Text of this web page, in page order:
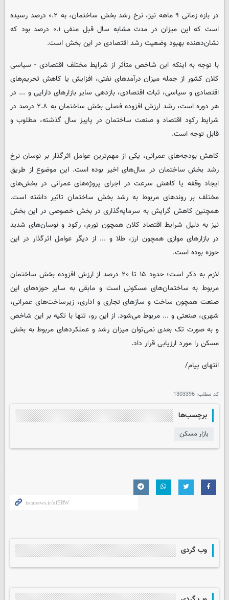
در بازه زمانی ۹ ماهه نیز، نرخ رشد بخش ساختمان، به ۰.۲ درصد رسیده
است که این میزان در مدت مشابه سال قبل منفی ۰.۱ درصد بود که
نشان‌دهنده بهبود وضعیت رشد اقتصادی در این بخش است.
با توجه به اینکه این شاخص متأثر از شرایط مختلف اقتصادی - سیاسی
کلان کشور از جمله میزان درآمدهای نفتی، افزایش یا کاهش تحریم‌های
اقتصادی و سیاسی، ثبات اقتصادی، بازدهی سایر بازارهای دارایی و ... در
هر دوره است، رشد ارزش افزوده فصلی بخش ساختمان به ۲.۸ درصد در
شرایط رکود اقتصاد و صنعت ساختمان در پاییز سال گذشته، مطلوب و
قابل توجه است.
کاهش بودجه‌های عمرانی، یکی از مهم‌ترین عوامل اثرگذار بر نوسان نرخ
رشد بخش ساختمان در سال‌های اخیر بوده است. این موضوع از طریق
ایجاد وقفه یا کاهش سرعت در اجرای پروژه‌های عمرانی در بخش‌های
مختلف بر روندهای مربوط به رشد بخش ساختمان تاثیر داشته است.
همچنین کاهش گرایش به سرمایه‌گذاری در بخش خصوصی در این بخش
نیز به دلیل شرایط اقتصاد کلان همچون تورم، رکود و نوسان‌های شدید
در بازارهای موازی همچون ارز، طلا و ... از دیگر عوامل اثرگذار در این
حوزه بوده است.
لازم به ذکر است؛ حدود ۱۵ تا ۲۰ درصد از ارزش افزوده بخش ساختمان
مربوط به ساختمان‌های مسکونی است و مابقی به سایر حوزه‌های این
صنعت همچون ساخت و سازهای تجاری و اداری، زیرساخت‌های عمرانی،
شهری، صنعتی و ... مربوط می‌شود. از این رو، تنها با تکیه بر این شاخص
و به صورت تک بعدی نمی‌توان میزان رشد و عملکردهای مربوط به بخش
مسکن را مورد ارزیابی قرار داد.
انتهای پیام/
کد مطلب: 1303396
برچسب‌ها
بازار مسکن
وب گردی